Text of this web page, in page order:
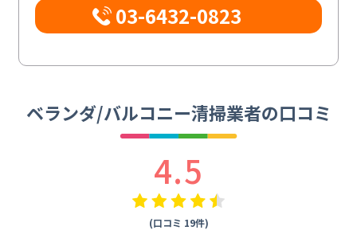
03-6432-0823
ベランダ/バルコニー清掃業者の口コミ
4.5
(口コミ 19件)